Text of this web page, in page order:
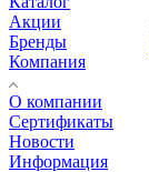
Акции
Бренды
Компания
О компании
Сертификаты
Новости
Информация